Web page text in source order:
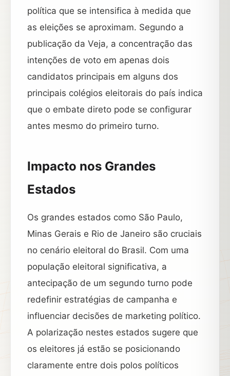
política que se intensifica à medida que
as eleições se aproximam. Segundo a
publicação da Veja, a concentração das
intenções de voto em apenas dois
candidatos principais em alguns dos
principais colégios eleitorais do país indica
que o embate direto pode se configurar
antes mesmo do primeiro turno.
Impacto nos Grandes
Estados
Os grandes estados como São Paulo,
Minas Gerais e Rio de Janeiro são cruciais
no cenário eleitoral do Brasil. Com uma
população eleitoral significativa, a
antecipação de um segundo turno pode
redefinir estratégias de campanha e
influenciar decisões de marketing político.
A polarização nestes estados sugere que
os eleitores já estão se posicionando
claramente entre dois polos políticos